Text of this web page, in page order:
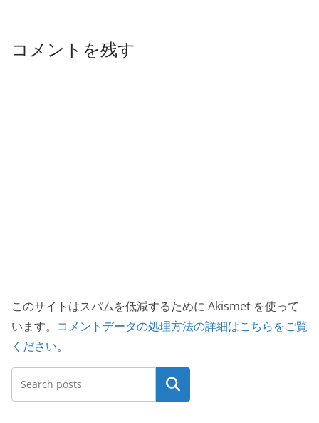
コメントを残す
このサイトはスパムを低減するために Akismet を使って
います。 コメントデータの処理方法の詳細はこちらをご覧
ください。
検索